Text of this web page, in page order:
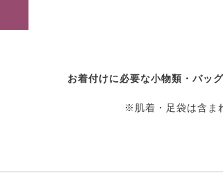
お着付けに必要な小物類・バッ
※肌着・足袋は含ま